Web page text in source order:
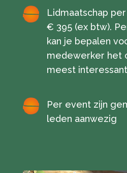
Lidmaatschap
€ 395 (ex btw).
kan je bepalen
medewerker het
meest
Per event zijn
leden aanwezig